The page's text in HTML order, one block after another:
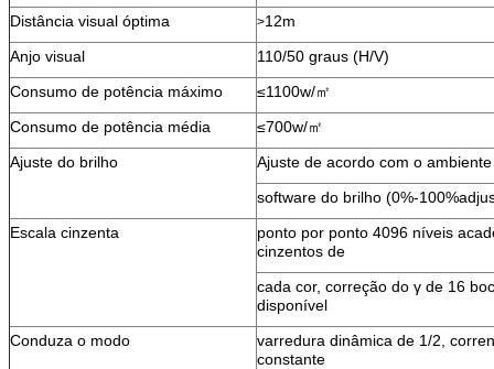
Distância visual óptima
>12m
Anjo visual
110/50 graus (H/V)
Consumo de potência máximo
≤1100w/㎡
Consumo de potência média
≤700w/㎡
Ajuste do brilho
Ajuste de acordo com o ambiente
software do brilho (0%-
Escala cinzenta
ponto por ponto 4096 níveis
cinzentos de
cada cor, correção do γ de 16
disponível
Conduza o modo
varredura dinâmica de 1/2,
constante